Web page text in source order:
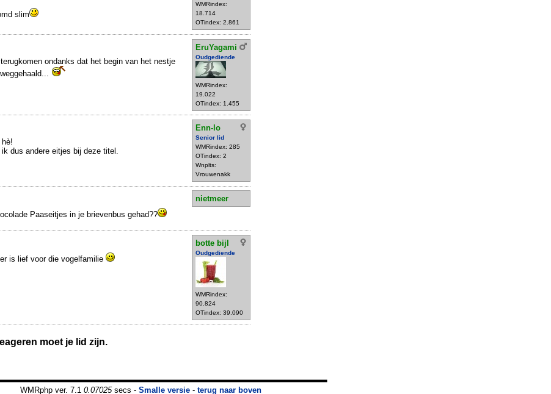
WMRindex:
18.714
OTindex: 2.861
slim
EruYagami
Oudgediende
WMRindex:
19.022
OTindex: 1.455
ondanks dat het begin van het nestje
Enn-lo
Senior lid
WMRindex: 285
OTindex: 2
Wnplts:
Vrouwenakk
dus andere eitjes bij deze titel.
nietmeer
Paaseitjes in je brievenbus gehad??
botte bijl
Oudgediende
WMRindex:
90.824
OTindex: 39.090
is lief voor die vogelfamilie
moet je lid zijn.
WMRphp ver. 7.1 0.07025secs - Smalle versie- terug naar boven